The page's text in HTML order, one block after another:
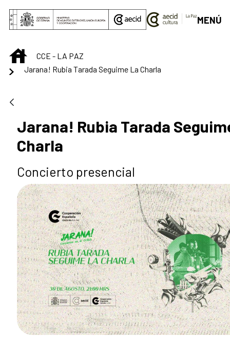
Saltar al contenido principal
MENÚ
INICIOCCE - LA PAZ
Jarana! Rubia Tarada Seguime La Charla
Jarana! Rubia Tarada
Charla
Concierto presencial